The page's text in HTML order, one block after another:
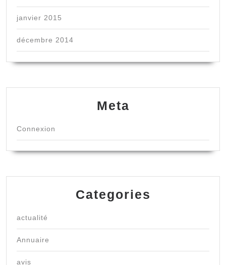
janvier 2015
décembre 2014
Meta
Connexion
Categories
actualité
Annuaire
avis